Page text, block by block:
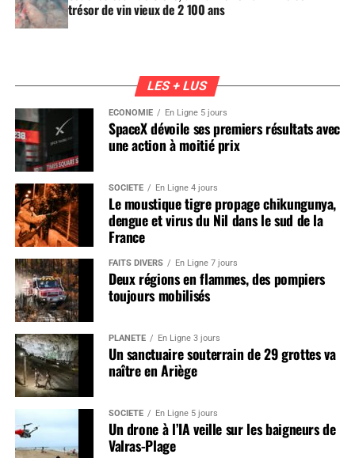
trésor de vin vieux de 2 100 ans
LES + LUS
ÉCONOMIE En Ligne 5 jours
SpaceX dévoile ses premiers résultats avec
une action à moitié prix
SOCIÉTÉ En Ligne 4 jours
Le moustique tigre propage chikungunya,
dengue et virus du Nil dans le sud de la
France
FAITS DIVERS En Ligne 7 jours
Deux régions en flammes, des pompiers
toujours mobilisés
PLANÈTE En Ligne 3 jours
Un sanctuaire souterrain de 29 grottes va
naître en Ariège
SOCIÉTÉ En Ligne 5 jours
Un drone à l’IA veille sur les baigneurs de
Valras-Plage